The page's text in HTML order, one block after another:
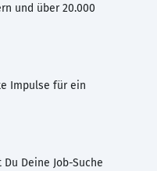
und über 20.000
Impulse für ein
Deine Job-Suche